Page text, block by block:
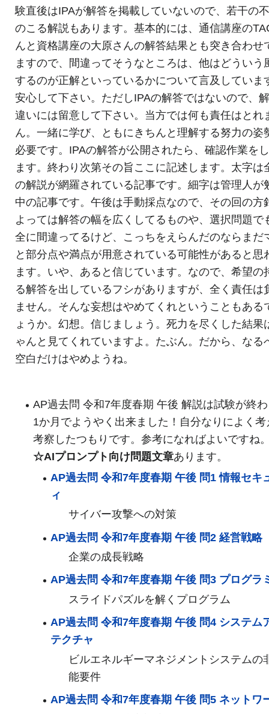
験直後はIPAが解答を掲載していないので、若干の
のこる解説もあります。基本的には、通信講座の
んと資格講座の大原さんの解答結果とも突き合わせ
ますので、間違ってそうなところは、他はどういう
するのが正解といっているかについて言及していま
安心して下さい。ただしIPAの解答ではないので、
違いには留意して下さい。当方では何も責任はとれ
ん。一緒に学び、ともにきちんと理解する努力の姿
必要です。IPAの解答が公開されたら、確認作業を
ます。終わり次第その旨ここに記述します。太字は
の解説が網羅されている記事です。細字は管理人が
中の記事です。午後は手動採点なので、その回の方
よっては解答の幅を広くしてるものや、選択問題で
全に間違ってるけど、こっちをえらんだのならまだ
と部分点や満点が用意されている可能性があると思
ます。いや、あると信じています。なので、希望の
る解答を出しているフシがありますが、全く責任は
ません。そんな妄想はやめてくれということもある
ょうか。幻想。信じましょう。死力を尽くした結果
ゃんと見てくれていますよ。たぶん。だから、なる
空白だけはやめようね。
AP過去問 令和7年度春期 午後 解説は試験が終
1か月でようやく出来ました！自分なりによく考
考察したつもりです。参考になればよいですね
☆AIプロンプト向け問題文章あります。
AP過去問 令和7年度春期 午後 問1 情報セキ
ィ
サイバー攻撃への対策
AP過去問 令和7年度春期 午後 問2 経営戦略
企業の成長戦略
AP過去問 令和7年度春期 午後 問3 プログラ
スライドパズルを解くプログラム
AP過去問 令和7年度春期 午後 問4 システム
テクチャ
ビルエネルギーマネジメントシステムの
能要件
AP過去問 令和7年度春期 午後 問5 ネットワ